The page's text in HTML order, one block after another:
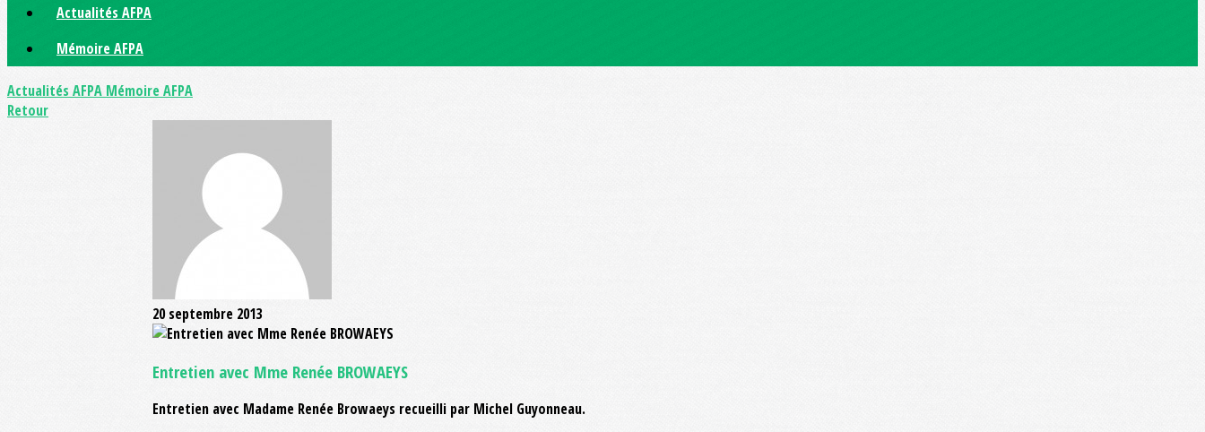
Actualités AFPA
Mémoire AFPA
Actualités AFPA Mémoire AFPA
Retour
20 septembre 2013
Entretien avec Mme Renée BROWAEYS
Entretien avec Madame Renée Browaeys recueilli par Michel Guyonneau.